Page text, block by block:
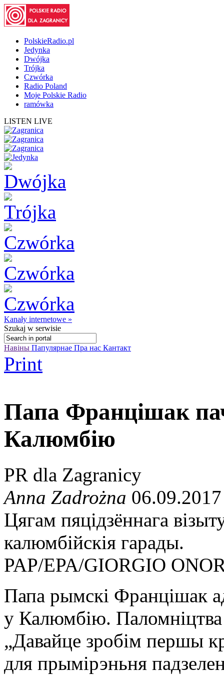
PolskieRadio.pl
Jedynka
Dwójka
Trójka
Czwórka
Radio Poland
Moje Polskie Radio
ramówka
LISTEN LIVE
Kanały internetowe »
Szukaj w serwisie
Навіны Папулярнае Пра нас Кантакт
Print
Папа Францішак
Калюмбію
PR dla Zagranicy
Anna Zadrożna
Цягам пяцідзённага
калюмбійскія гарады.
PAP/EPA/GIORGIO
Папа рымскі Францішак
у Калюмбію. Паломніцтва
„Давайце зробім першы
для прымірэньня